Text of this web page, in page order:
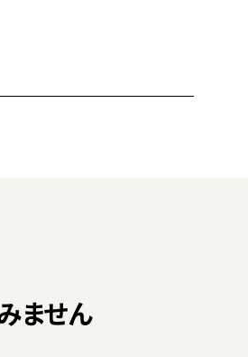
ません